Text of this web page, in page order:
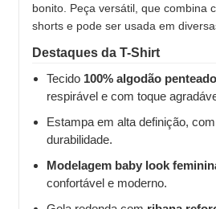
bonito. Peça versátil, que combina
shorts e pode ser usada em
Destaques da T-Shirt
Tecido 100% algodão
respirável e com toque
Estampa em alta definição,
durabilidade.
Modelagem baby look
confortável e moderno.